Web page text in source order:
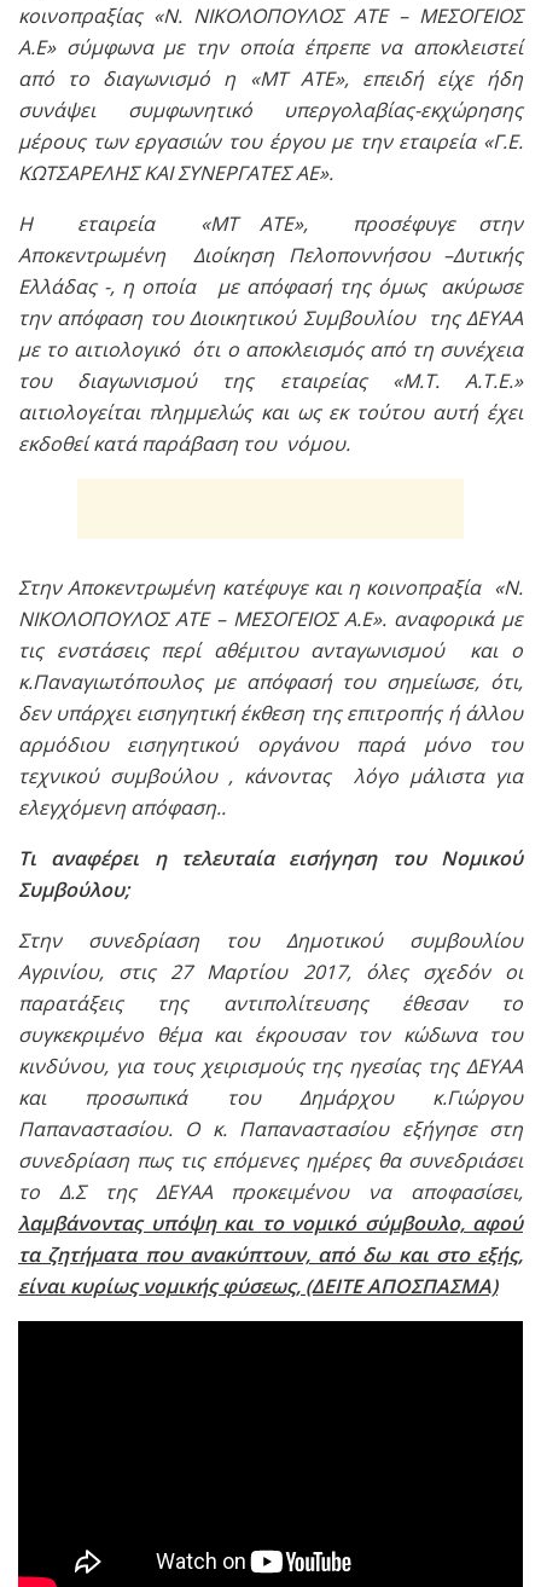
κοινοπραξίας «Ν. ΝΙΚΟΛΟΠΟΥΛΟΣ ΑΤΕ – ΜΕΣΟΓΕΙΟΣ
Α.Ε» σύμφωνα με την οποία έπρεπε να αποκλειστεί
από το διαγωνισμό η «ΜΤ ΑΤΕ», επειδή είχε ήδη
συνάψει συμφωνητικό υπεργολαβίας-εκχώρησης
μέρους των εργασιών του έργου με την εταιρεία «Γ.Ε.
ΚΩΤΣΑΡΕΛΗΣ ΚΑΙ ΣΥΝΕΡΓΑΤΕΣ ΑΕ».
Η εταιρεία «ΜΤ ΑΤΕ», προσέφυγε στην
Αποκεντρωμένη Διοίκηση Πελοποννήσου –Δυτικής
Ελλάδας -, η οποία με απόφασή της όμως ακύρωσε
την απόφαση του Διοικητικού Συμβουλίου της ΔΕΥΑΑ
με το αιτιολογικό ότι ο αποκλεισμός από τη συνέχεια
του διαγωνισμού της εταιρείας «Μ.Τ. Α.Τ.Ε.»
αιτιολογείται πλημμελώς και ως εκ τούτου αυτή έχει
εκδοθεί κατά παράβαση του νόμου.
Στην Αποκεντρωμένη κατέφυγε και η κοινοπραξία «Ν.
ΝΙΚΟΛΟΠΟΥΛΟΣ ΑΤΕ – ΜΕΣΟΓΕΙΟΣ Α.Ε». αναφορικά με
τις ενστάσεις περί αθέμιτου ανταγωνισμού και ο
κ.Παναγιωτόπουλος με απόφασή του σημείωσε, ότι,
δεν υπάρχει εισηγητική έκθεση της επιτροπής ή άλλου
αρμόδιου εισηγητικού οργάνου παρά μόνο του
τεχνικού συμβούλου , κάνοντας λόγο μάλιστα για
ελεγχόμενη απόφαση..
Τι αναφέρει η τελευταία εισήγηση του Νομικού
Συμβούλου;
Στην συνεδρίαση του Δημοτικού συμβουλίου
Αγρινίου, στις 27 Μαρτίου 2017, όλες σχεδόν οι
παρατάξεις της αντιπολίτευσης έθεσαν το
συγκεκριμένο θέμα και έκρουσαν τον κώδωνα του
κινδύνου, για τους χειρισμούς της ηγεσίας της ΔΕΥΑΑ
και προσωπικά του Δημάρχου κ.Γιώργου
Παπαναστασίου. Ο κ. Παπαναστασίου εξήγησε στη
συνεδρίαση πως τις επόμενες ημέρες θα συνεδριάσει
το Δ.Σ της ΔΕΥΑΑ προκειμένου να αποφασίσει,
λαμβάνοντας υπόψη και το νομικό σύμβουλο, αφού
τα ζητήματα που ανακύπτουν, από δω και στο εξής,
είναι κυρίως νομικής φύσεως, (ΔΕΙΤΕ ΑΠΟΣΠΑΣΜΑ)